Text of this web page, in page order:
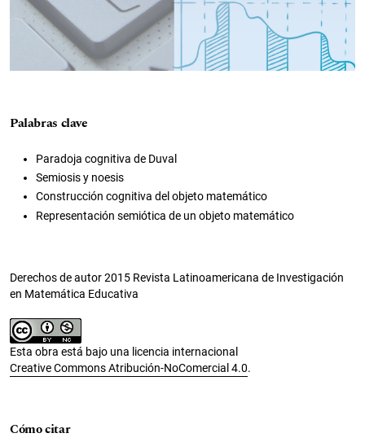
Palabras clave
Paradoja cognitiva de Duval
Semiosis y noesis
Construcción cognitiva del objeto matemático
Representación semiótica de un objeto matemático
Derechos de autor 2015 Revista Latinoamericana de Investigación
en Matemática Educativa
Esta obra está bajo una licencia internacional
Creative Commons Atribución-NoComercial 4.0.
Cómo citar